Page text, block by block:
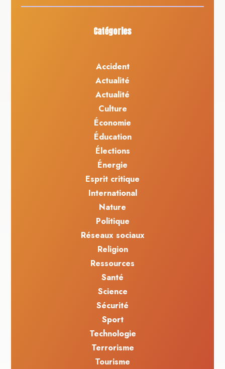
Catégories
Accident
Actualité
Actualité
Culture
Économie
Éducation
Élections
Énergie
Esprit critique
International
Nature
Politique
Réseaux sociaux
Religion
Ressources
Santé
Science
Sécurité
Sport
Technologie
Terrorisme
Tourisme